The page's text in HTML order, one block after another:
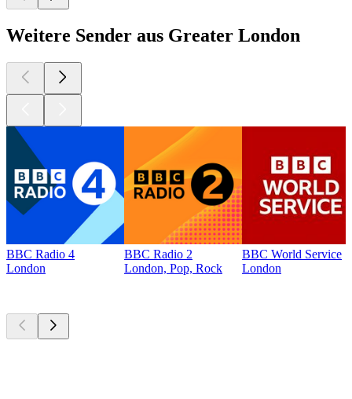
Weitere Sender aus Greater London
BBC Radio 4
London
BBC Radio 2
London, Pop, Rock
BBC World Service
London